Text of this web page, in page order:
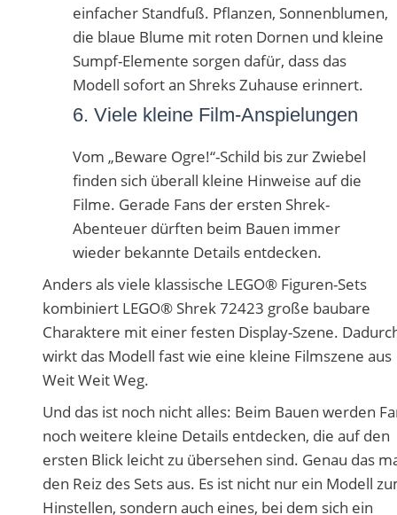
einfacher Standfuß. Pflanzen, Sonnenblumen,
die blaue Blume mit roten Dornen und kleine
Sumpf-Elemente sorgen dafür, dass das
Modell sofort an Shreks Zuhause erinnert.
6. Viele kleine Film-Anspielungen
Vom „Beware Ogre!“-Schild bis zur Zwiebel
finden sich überall kleine Hinweise auf die
Filme. Gerade Fans der ersten Shrek-
Abenteuer dürften beim Bauen immer
wieder bekannte Details entdecken.
Anders als viele klassische LEGO® Figuren-Sets
kombiniert LEGO® Shrek 72423 große baubare
Charaktere mit einer festen Display-Szene.
wirkt das Modell fast wie eine kleine Filmszene aus
Weit Weit Weg.
Und das ist noch nicht alles: Beim Bauen werden
noch weitere kleine Details entdecken, die auf den
ersten Blick leicht zu übersehen sind. Genau das
den Reiz des Sets aus. Es ist nicht nur ein Modell
Hinstellen, sondern auch eines, bei dem sich ein